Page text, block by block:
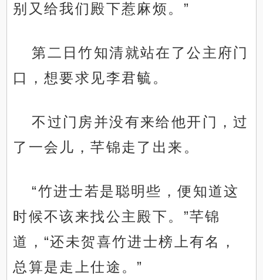
别又给我们殿下惹麻烦。”
第二日竹知清就站在了公主府门
口，想要求见李君毓。
不过门房并没有来给他开门，过
了一会儿，芊锦走了出来。
“竹进士若是聪明些，便知道这
时候不该来找公主殿下。”芊锦
道，“还未贺喜竹进士榜上有名，
总算是走上仕途。”